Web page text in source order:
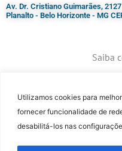
Utilizamos cookies para
fornecer funcionalidade de
desabilitá-los nas
Av. Dr. Cristiano Guimarães, 2127
Planalto - Belo Horizonte - MG
Saiba
+ 55